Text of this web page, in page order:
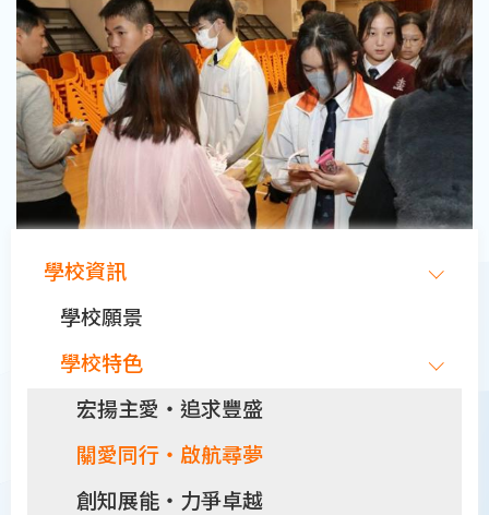
2024-02-23
Main
navigation
學校資訊
學校願景
學校特色
宏揚主愛‧追求豐盛
關愛同行‧啟航尋夢
創知展能‧力爭卓越